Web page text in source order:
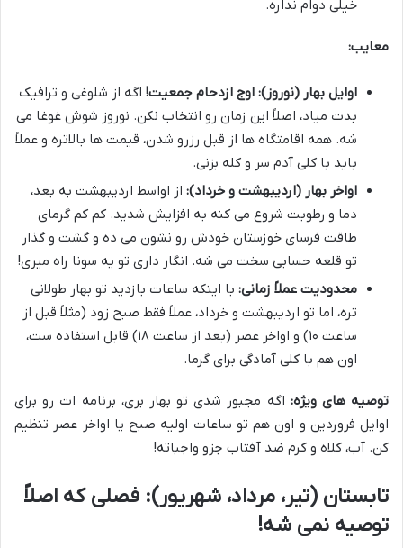
خیلی دوام نداره.
معایب:
اوایل بهار (نوروز): اوج ازدحام جمعیت! اگه از شلوغی و ترافیک
بدت میاد، اصلاً این زمان رو انتخاب نکن. نوروز شوش غوغا می
شه. همه اقامتگاه ها از قبل رزرو شدن، قیمت ها بالاتره و عملاً
باید با کلی آدم سر و کله بزنی.
اواخر بهار (اردیبهشت و خرداد): از اواسط اردیبهشت به بعد،
دما و رطوبت شروع می کنه به افزایش شدید. کم کم گرمای
طاقت فرسای خوزستان خودش رو نشون می ده و گشت و گذار
تو قلعه حسابی سخت می شه. انگار داری تو یه سونا راه میری!
محدودیت عملاً زمانی: با اینکه ساعات بازدید تو بهار طولانی
تره، اما تو اردیبهشت و خرداد، عملاً فقط صبح زود (مثلاً قبل از
ساعت ۱۰) و اواخر عصر (بعد از ساعت ۱۸) قابل استفاده ست،
اون هم با کلی آمادگی برای گرما.
توصیه های ویژه: اگه مجبور شدی تو بهار بری، برنامه ات رو برای
اوایل فروردین و اون هم تو ساعات اولیه صبح یا اواخر عصر تنظیم
کن. آب، کلاه و کرم ضد آفتاب جزو واجباته!
تابستان (تیر، مرداد، شهریور): فصلی که اصلاً
توصیه نمی شه!